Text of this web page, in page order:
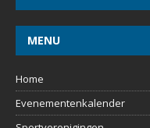
MENU
Home
Evenementenkalender